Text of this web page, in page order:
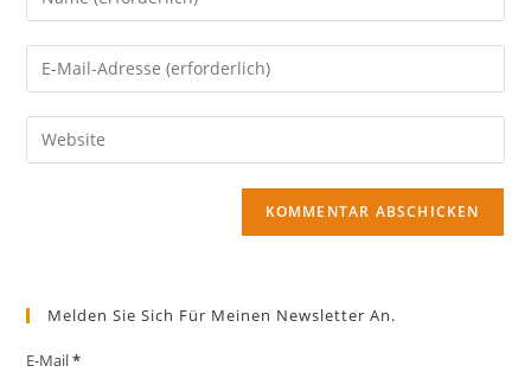
deinen
Namen
oder
zum
Kommentieren
Gib
deine
E-
Mail-
Gib
deine
Melden Sie Sich Für Meinen Newsletter An.
E-Mail*